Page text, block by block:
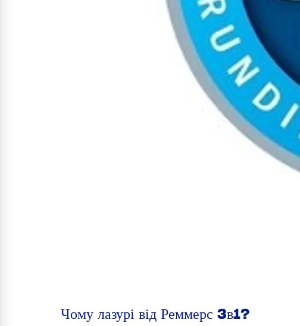
Чому лазурі від Реммерс 3в1?